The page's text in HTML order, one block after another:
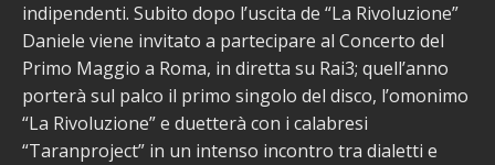
indipendenti. Subito dopo l’uscita de “La Rivoluzione”
Daniele viene invitato a partecipare al Concerto del
Primo Maggio a Roma, in diretta su Rai3; quell’anno
porterà sul palco il primo singolo del disco, l’omonimo
“La Rivoluzione” e duetterà con i calabresi
“Taranproject” in un intenso incontro tra dialetti e